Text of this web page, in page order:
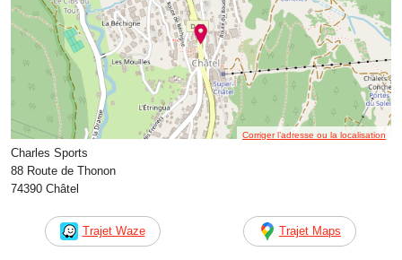
Corriger l’adresse ou la localisation
Charles Sports
88 Route de Thonon
74390 Châtel
Trajet Waze Trajet Maps